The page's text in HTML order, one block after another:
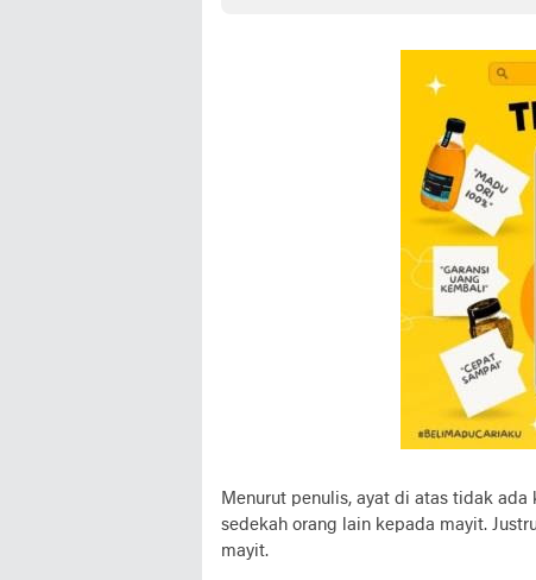
Menurut penulis, ayat di atas tidak
sedekah orang lain kepada mayit.
mayit.